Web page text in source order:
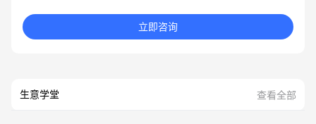
立即咨询
生意学堂 查看全部